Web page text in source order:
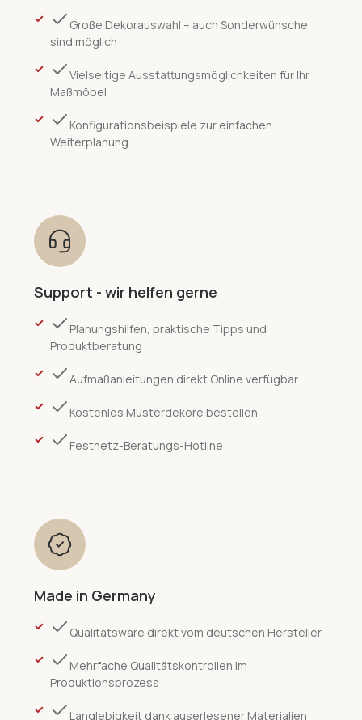
Große Dekorauswahl – auch Sonderwünsche
sind möglich
Vielseitige Ausstattungsmöglichkeiten für Ihr
Maßmöbel
Konfigurationsbeispiele zur einfachen
Weiterplanung
Support - wir helfen gerne
Planungshilfen, praktische Tipps und
Produktberatung
Aufmaßanleitungen direkt Online verfügbar
Kostenlos Musterdekore bestellen
Festnetz-Beratungs-Hotline
Made in Germany
Qualitätsware direkt vom deutschen Hersteller
Mehrfache Qualitätskontrollen im
Produktionsprozess
Langlebigkeit dank auserlesener Materialien